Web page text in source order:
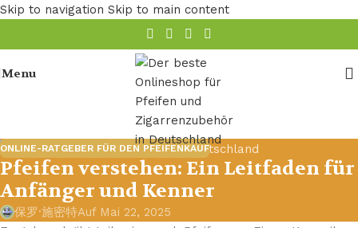
Skip to navigation Skip to main content
Menu
ONLINE-RATGEBER FÜR DEN PFEIFENKAUF
Pfeifen verstehen: Ein Leitfaden für
Anfänger und Kenner
保罗·施密特Auf Mai 22, 2025